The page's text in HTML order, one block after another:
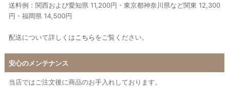
送料例：関西および愛知県 11,200円・東京都神奈川県など関東 12,300
円・福岡県 14,500円
配送について詳しくは こちらをご覧ください。
安心のメンテナンス
当店ではご注文後に商品のお手入れしております。